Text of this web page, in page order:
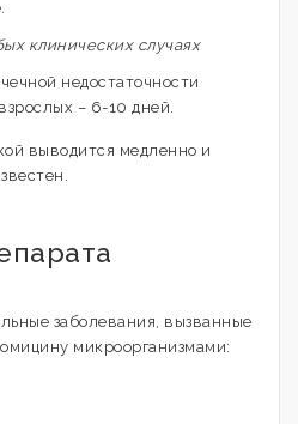
клинических случаях
недостаточности
– 6-10 дней.
выводится медленно и
заболевания, вызванные
микроорганизмами: